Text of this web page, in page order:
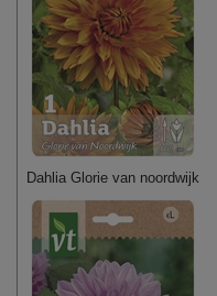
Dahlia Glorie van noordwijk